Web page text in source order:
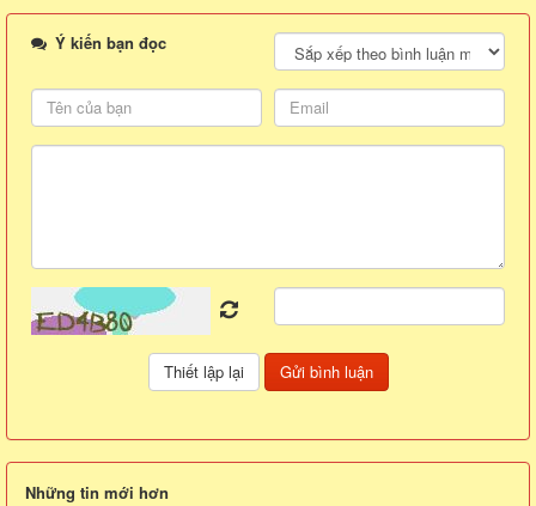
Ý kiến bạn đọc
Những tin mới hơn